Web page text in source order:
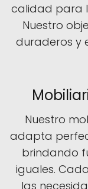
calidad para
Nuestro
duraderos y
Nuestro
adapta
brindando
iguales.
las